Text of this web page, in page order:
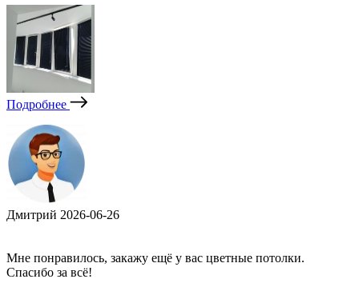
Подробнее
Дмитрий 2026-06-26
Мне понравилось, закажу ещё у вас цветные потолки.
Спасибо за всё!